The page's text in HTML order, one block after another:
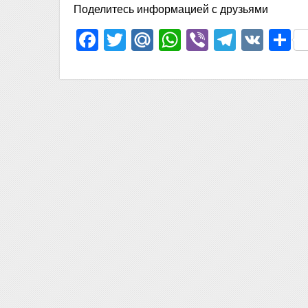
Поделитесь информацией с друзьями
Facebook
TwitterMail.Ru
WhatsApp
Viber VK